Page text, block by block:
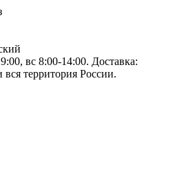
вс 8:00-14:00. Доставка:
вся территория России.